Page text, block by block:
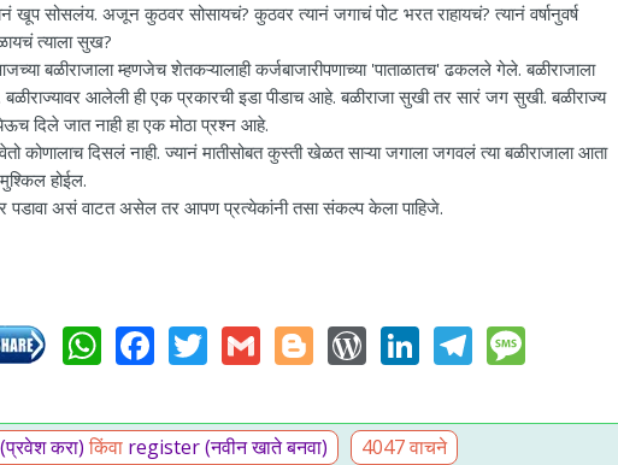
खूप सोसलंय. अजून कुठवर सोसायचं? कुठवर त्यानं जगाचं पोट भरत राहायचं? त्यानं वर्षानुवर्ष
त्याला सुख?
बळीराजाला म्हणजेच शेतकऱ्यालाही कर्जबाजारीपणाच्या 'पाताळातच' ढकलले गेले. बळीराजाला
आलेली ही एक प्रकारची इडा पीडाच आहे. बळीराजा सुखी तर सारं जग सुखी. बळीराज्य
दिले जात नाही हा एक मोठा प्रश्न आहे.
कोणालाच दिसलं नाही. ज्यानं मातीसोबत कुस्ती खेळत साऱ्या जगाला जगवलं त्या बळीराजाला आता
होईल.
पडावा असं वाटत असेल तर आपण प्रत्येकांनी तसा संकल्प केला पाहिजे.
WhatsApp
Facebook
Twitter
GmailBlogger
WordPress
LinkedIn
Telegram
करा)किंवा register (नवीन खाते बनवा) 4047 वाचने